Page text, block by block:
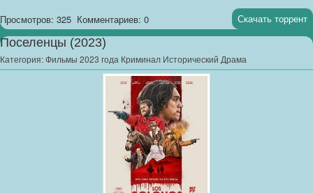
Просмотров: 325 Комментариев: 0 Скачать торрент
Поселенцы (2023)
Категория:Фильмы 2023 года Криминал Исторический Драма